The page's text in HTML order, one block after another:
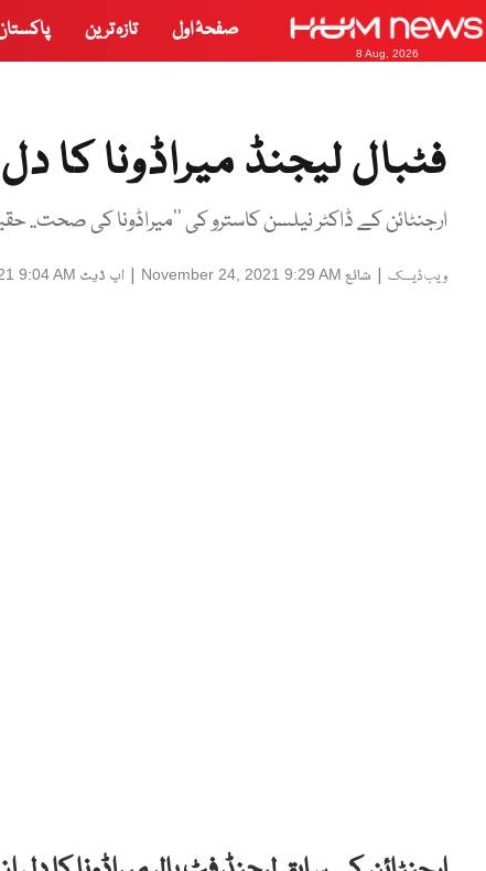
8 Aug, 2026
صفحۂ اول تازہ ترین
فٹبال لیجنڈ میراڈونا کا
ارجنٹائن کے ڈاکٹر نیلسن کاسترو کی ''میراڈونا کی صحت..
ویب ڈیسک | شائع November 24, 2021 9:29 AM
| اپ ڈیٹ 9:04 AM